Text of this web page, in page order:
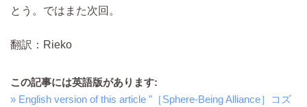
とう。ではまた次回。
翻訳：Rieko
この記事には英語版があります:
» English version of this article "［Sphere-Being Alliance］コズ